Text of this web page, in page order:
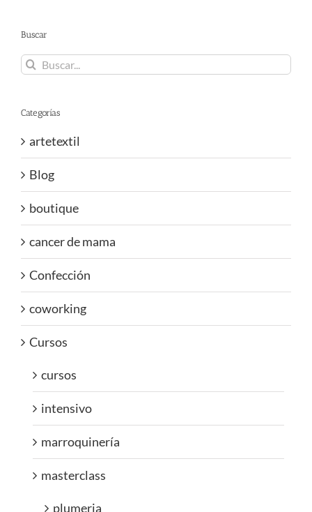
Buscar
Buscar:
Categorías
artetextil
Blog
boutique
cancer de mama
Confección
coworking
Cursos
cursos
intensivo
marroquinería
masterclass
plumeria